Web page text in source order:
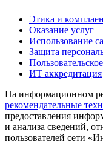
Этика и
Оказание услуг
Использование
Защита
ИТ аккредитация
На информационном
рекомендательные
предоставления
и анализа сведений,
пользователей сети